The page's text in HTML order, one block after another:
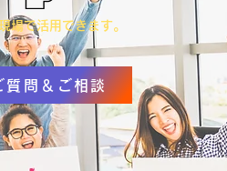
場で活用できます。
質問＆ご相談